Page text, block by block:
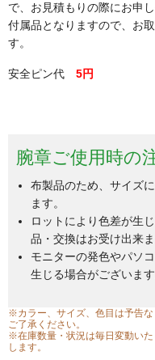
で、お見積もりの際にお申し
付属品となりますので、お
す。
安全ピン代 5円
腕章ご使用時の
布製品のため、サイズ
ます。
ロットにより色差が生
品・交換はお受け出来
モニターの発色やパソ
生じる場合がございま
※カラー、サイズ、色目は予告
ご了承ください。
※在庫数量・状況は毎日変動い
します。